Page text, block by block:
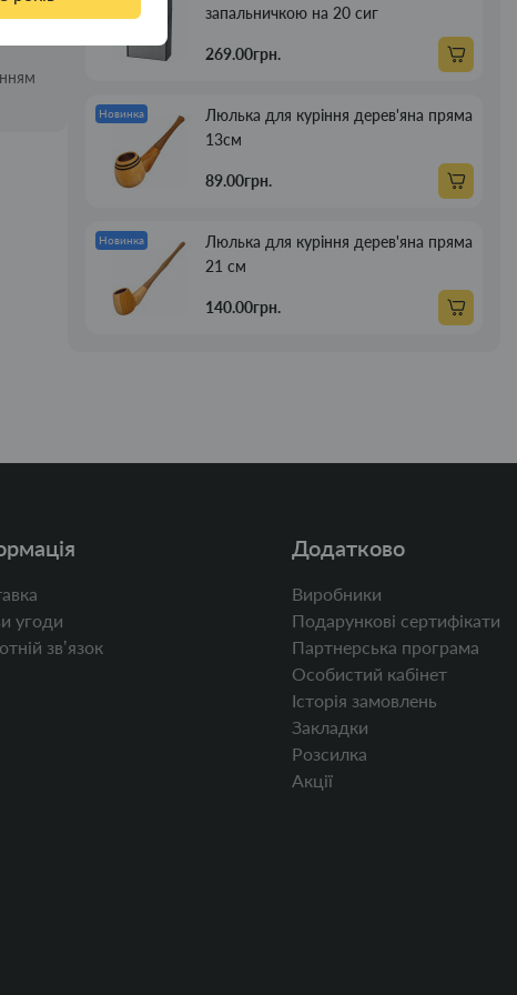
запальничкою на 20 сиг
269.00грн.
Новинка
Люлька для куріння дерев'яна пряма
13см
89.00грн.
Новинка
Люлька для куріння дерев'яна пряма
21 см
140.00грн.
угоди
звʼязок
Додатково
Виробники
Подарункові сертифікати
Партнерська програма
Особистий кабінет
Історія замовлень
Закладки
Розсилка
Акції